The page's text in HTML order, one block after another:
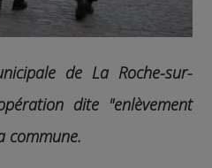
de La Roche-sur-
dite "enlèvement
commune.